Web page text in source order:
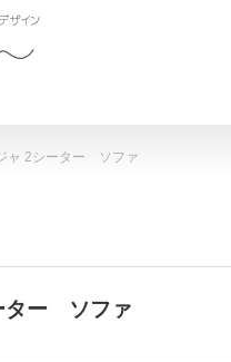
ャ 2シーター ソファ
ター ソファ